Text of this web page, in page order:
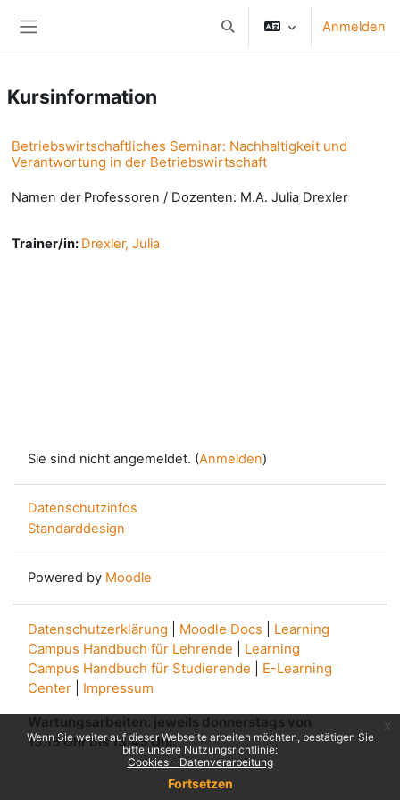
Wenn Sie weiter auf dieser Webseite arbeiten möchten, bestätigen Sie
bitte unsere Nutzungsrichtlinie:
Cookies - Datenverarbeitung
Fortsetzen
Sucheingabe umschalten
Anmelden
Kursinformation
Betriebswirtschaftliches Seminar: Nachhaltigkeit und
Verantwortung in der Betriebswirtschaft
Namen der Professoren / Dozenten: M.A. Julia Drexler
Trainer/in: Drexler, Julia
Sie sind nicht angemeldet. (Anmelden)
Datenschutzinfos
Standarddesign
Powered by Moodle
Datenschutzerklärung Moodle Docs
Learning
Campus Handbuch für Lehrende
Learning
Campus Handbuch für Studierende
E-Learning
Center
Impressum
Wartungsarbeiten: jeweils donnerstags von
13.15 Uhr bis 13.45 Uhr.